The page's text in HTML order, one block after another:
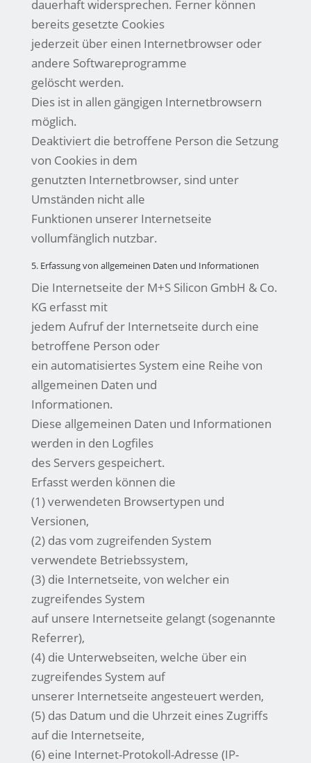
dauerhaft widersprechen. Ferner können
bereits gesetzte Cookies
jederzeit über einen Internetbrowser oder
andere Softwareprogramme
gelöscht werden.
Dies ist in allen gängigen Internetbrowsern
möglich.
Deaktiviert die betroffene Person die Setzung
von Cookies in dem
genutzten Internetbrowser, sind unter
Umständen nicht alle
Funktionen unserer Internetseite
vollumfänglich nutzbar.
5. Erfassung von allgemeinen Daten und Informationen
Die Internetseite der M+S Silicon GmbH & Co.
KG erfasst mit
jedem Aufruf der Internetseite durch eine
betroffene Person oder
ein automatisiertes System eine Reihe von
allgemeinen Daten und
Informationen.
Diese allgemeinen Daten und Informationen
werden in den Logfiles
des Servers gespeichert.
Erfasst werden können die
(1) verwendeten Browsertypen und
Versionen,
(2) das vom zugreifenden System
verwendete Betriebssystem,
(3) die Internetseite, von welcher ein
zugreifendes System
auf unsere Internetseite gelangt (sogenannte
Referrer),
(4) die Unterwebseiten, welche über ein
zugreifendes System auf
unserer Internetseite angesteuert werden,
(5) das Datum und die Uhrzeit eines Zugriffs
auf die Internetseite,
(6) eine Internet-Protokoll-Adresse (IP-